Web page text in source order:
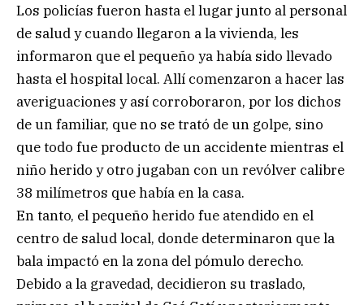
Los policías fueron hasta el lugar junto al personal
de salud y cuando llegaron a la vivienda, les
informaron que el pequeño ya había sido llevado
hasta el hospital local. Allí comenzaron a hacer las
averiguaciones y así corroboraron, por los dichos
de un familiar, que no se trató de un golpe, sino
que todo fue producto de un accidente mientras el
niño herido y otro jugaban con un revólver calibre
38 milímetros que había en la casa.
En tanto, el pequeño herido fue atendido en el
centro de salud local, donde determinaron que la
bala impactó en la zona del pómulo derecho.
Debido a la gravedad, decidieron su traslado,